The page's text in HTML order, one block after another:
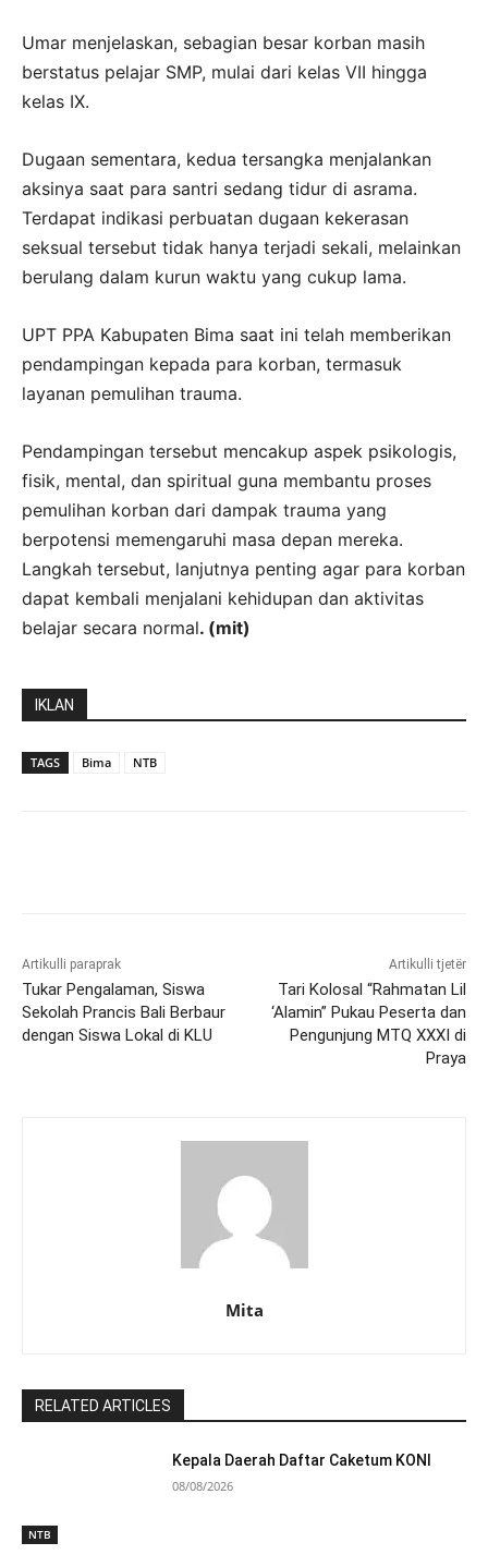
Umar menjelaskan, sebagian besar korban masih
berstatus pelajar SMP, mulai dari kelas VII hingga
kelas IX.
Dugaan sementara, kedua tersangka menjalankan
aksinya saat para santri sedang tidur di asrama.
Terdapat indikasi perbuatan dugaan kekerasan
seksual tersebut tidak hanya terjadi sekali, melainkan
berulang dalam kurun waktu yang cukup lama.
UPT PPA Kabupaten Bima saat ini telah memberikan
pendampingan kepada para korban, termasuk
layanan pemulihan trauma.
Pendampingan tersebut mencakup aspek psikologis,
fisik, mental, dan spiritual guna membantu proses
pemulihan korban dari dampak trauma yang
berpotensi memengaruhi masa depan mereka.
Langkah tersebut, lanjutnya penting agar para korban
dapat kembali menjalani kehidupan dan aktivitas
belajar secara normal. (mit)
IKLAN
TAGS Bima NTB
Artikulli paraprak
Tukar Pengalaman, Siswa
Sekolah Prancis Bali Berbaur
dengan Siswa Lokal di KLU
Artikulli tjetër
Tari Kolosal “Rahmatan Lil
‘Alamin” Pukau Peserta dan
Pengunjung MTQ XXXI di
Praya
Mita
RELATED ARTICLES
NTB
Kepala Daerah Daftar Caketum KONI
08/08/2026